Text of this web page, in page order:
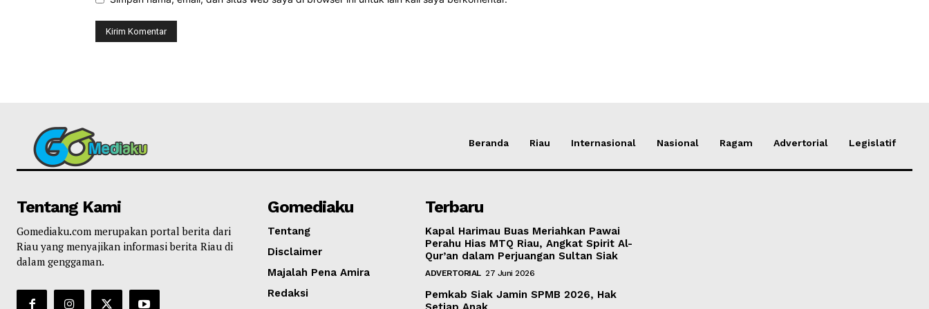
Beranda Riau Internasional Nasional Ragam Advertorial Legislatif
Tentang Kami
Gomediaku.com merupakan portal berita dari
Riau yang menyajikan informasi berita Riau di
dalam genggaman.
Gomediaku
Tentang
Disclaimer
Majalah Pena Amira
Redaksi
Terbaru
Kapal Harimau Buas Meriahkan Pawai
Perahu Hias MTQ Riau, Angkat Spirit Al-
Qur’an dalam Perjuangan Sultan Siak
ADVERTORIAL 27 Juni 2026
Pemkab Siak Jamin SPMB 2026, Hak